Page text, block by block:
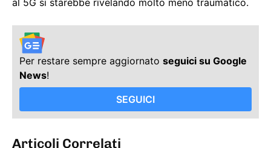
al 5G si starebbe rivelando molto meno traumatico.
Per restare sempre aggiornato seguici su Google
News!
SEGUICI
Articoli Correlati